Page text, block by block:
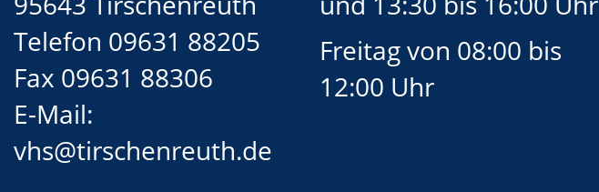
Telefon 09631 88205
Fax 09631 88306
E-Mail:
vhs@tirschenreuth.de
Freitag von 08:00 bis
12:00 Uhr